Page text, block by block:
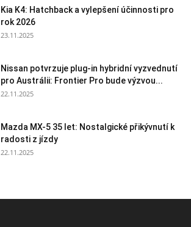
Kia K4: Hatchback a vylepšení účinnosti pro
rok 2026
23.11.2025
Nissan potvrzuje plug-in hybridní vyzvednutí
pro Austrálii: Frontier Pro bude výzvou...
22.11.2025
Mazda MX-5 35 let: Nostalgické přikývnutí k
radosti z jízdy
22.11.2025